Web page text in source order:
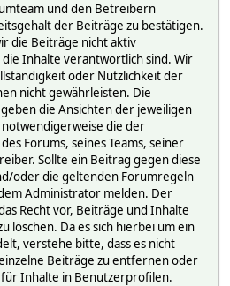
und den Betreibern
der Beiträge zu bestätigen.
die Beiträge nicht aktiv
Inhalte verantwortlich sind. Wir
oder Nützlichkeit der
nicht gewährleisten. Die
die Ansichten der jeweiligen
die der
Forums, seines Teams, seiner
Sollte ein Beitrag gegen diese
oder die geltenden Forumregeln
Administrator melden. Der
Recht vor, Beiträge und Inhalte
löschen. Da es sich hierbei um ein
verstehe bitte, dass es nicht
Beiträge zu entfernen oder
Inhalte in Benutzerprofilen.